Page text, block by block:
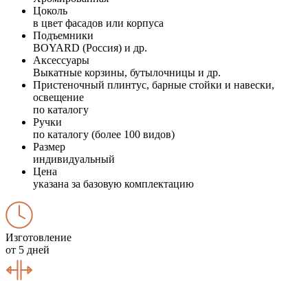
Цоколь
в цвет фасадов или корпуса
Подъемники
BOYARD (Россия) и др.
Аксессуары
Выкатные корзины, бутылочницы и др.
Пристеночный плинтус, барные стойки и навески,
освещение
по каталогу
Ручки
по каталогу (более 100 видов)
Размер
индивидуальный
Цена
указана за базовую комплектацию
Изготовление
от 5 дней